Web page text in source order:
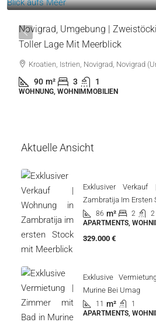
Novigrad, Umgebung |
Toller Lage Mit Meerblick
Kroatien, Istrien, Novigrad, Novigrad
90 m² 3 1
WOHNUNG, WOHNIMMOBILIEN
Aktuelle Ansicht
Exklusiver
Zambratija Im Ersten
86 m² 2
2
APARTMENTS,
329.000 €
Exklusive
Murine Bei Umag
11 m²
1
APARTMENTS,